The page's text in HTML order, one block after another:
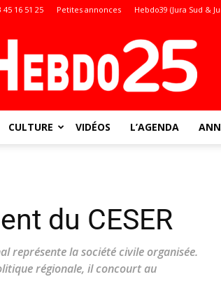
45 16 51 25 Petites annonces Hebdo39 (Jura Sud &
:
CULTURE VIDÉOS L’AGENDA
du CESER
représente la société civile organisée.
régionale, il concourt au